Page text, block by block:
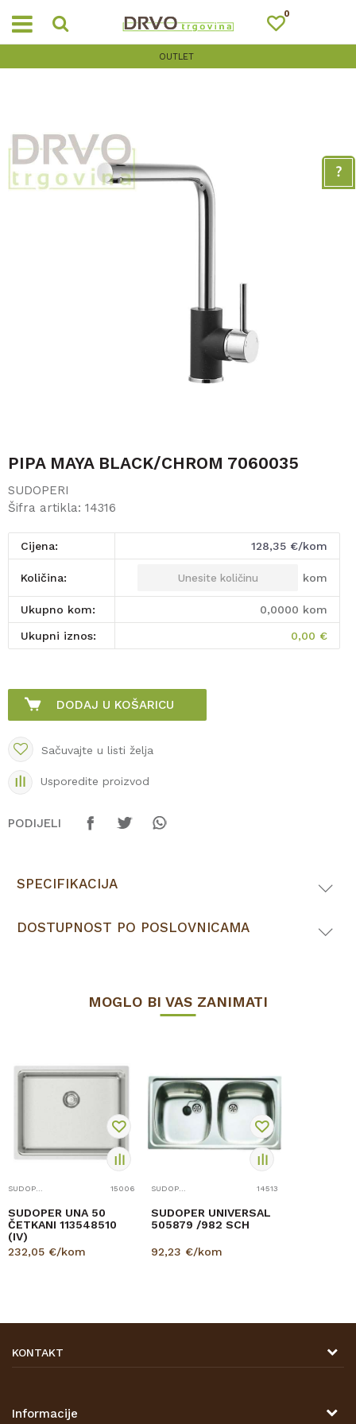
0
OUTLET
PIPA MAYA BLACK/CHROM 7060035
SUDOPERI
Šifra artikla: 14316
Cijena: 128,35 €/kom
Količina: kom
Ukupno kom: 0,0000 kom
Ukupni iznos: 0,00 €
DODAJ U KOŠARICU
Sačuvajte u listi želja
Usporedite proizvod
PODIJELI
SPECIFIKACIJA
DOSTUPNOST PO POSLOVNICAMA
MOGLO BI VAS ZANIMATI
15006
SUDOPER UNA 50
ČETKANI 113548510
(IV)
232,05 €/kom
14513
SUDOPER UNIVERSAL
505879 /982 SCH
92,23 €/kom
KONTAKT
47000 Karlovac
Informacije